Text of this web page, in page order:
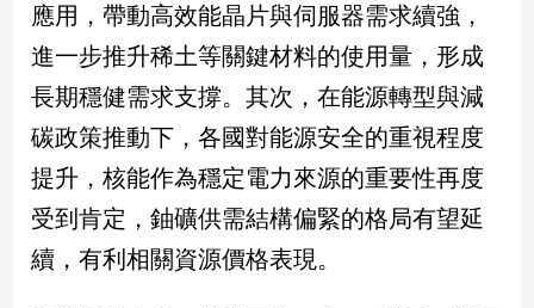
應用，帶動高效能晶片與伺服器需求續強，
進一步推升稀土等關鍵材料的使用量，形成
長期穩健需求支撐。其次，在能源轉型與減
碳政策推動下，各國對能源安全的重視程度
提升，核能作為穩定電力來源的重要性再度
受到肯定，鈾礦供需結構偏緊的格局有望延
續，有利相關資源價格表現。